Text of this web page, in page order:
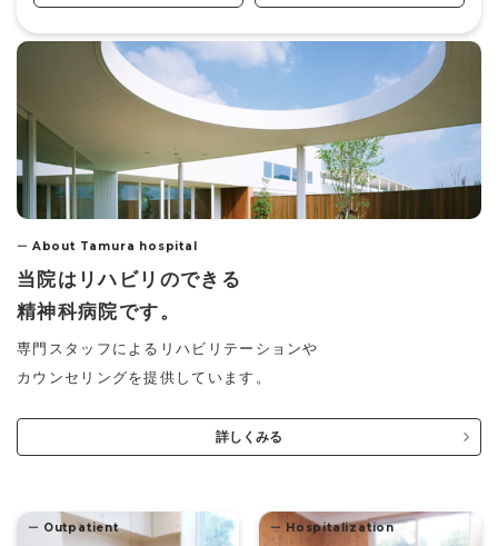
ー About Tamura hospital
当院はリハビリのできる
精神科病院です。
専門スタッフによるリハビリテーションや
カウンセリングを提供しています。
詳しくみる
ー Outpatient ー Hospitalization